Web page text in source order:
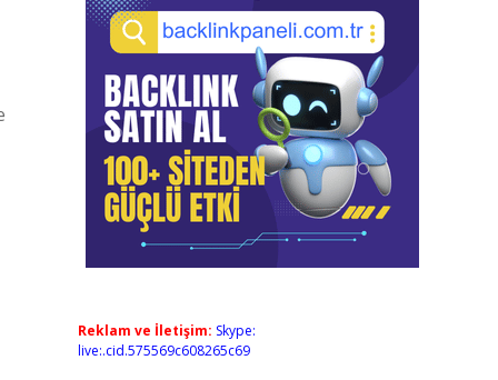
Reklam ve İletişim: Skype:
live:.cid.575569c608265c69